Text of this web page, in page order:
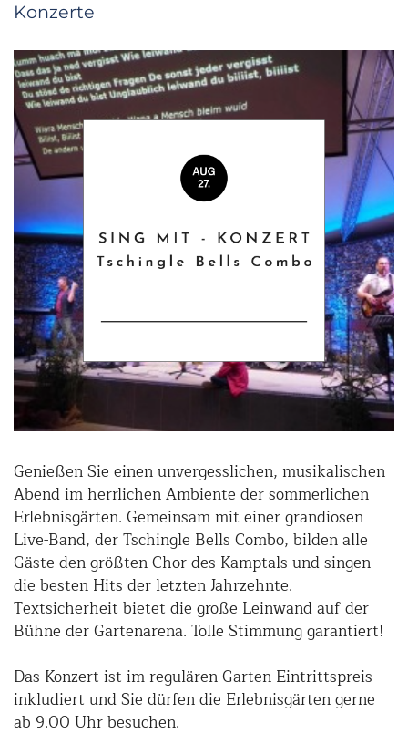
Konzerte
Genießen Sie einen unvergesslichen, musikalischen
Abend im herrlichen Ambiente der sommerlichen
Erlebnisgärten. Gemeinsam mit einer grandiosen
Live-Band, der Tschingle Bells Combo, bilden alle
Gäste den größten Chor des Kamptals und singen
die besten Hits der letzten Jahrzehnte.
Textsicherheit bietet die große Leinwand auf der
Bühne der Gartenarena. Tolle Stimmung garantiert!
Das Konzert ist im regulären Garten-Eintrittspreis
inkludiert und Sie dürfen die Erlebnisgärten gerne
ab 9.00 Uhr besuchen.